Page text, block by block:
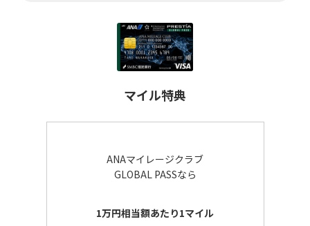
マイル特典
ANAマイレージクラブ
GLOBAL PASSなら
1万円相当額あたり1マイル